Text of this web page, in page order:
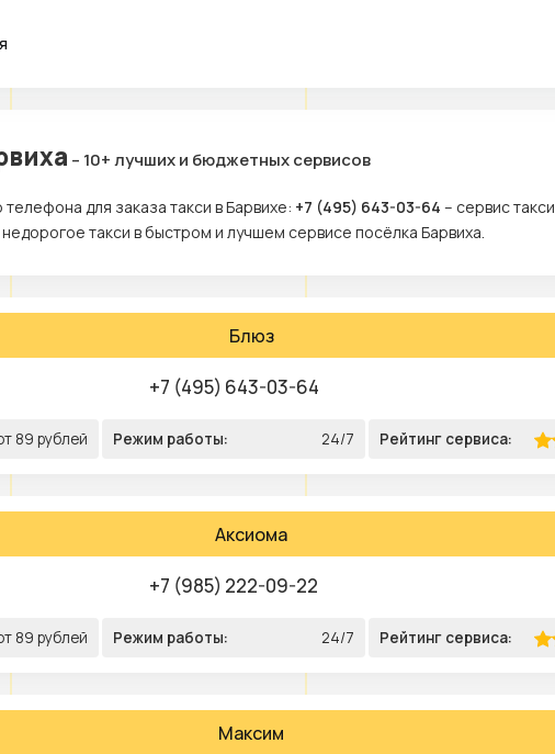
– 10+ лучших и бюджетных сервисов
для заказа такси в Барвихе: +7 (495) 643-03-64 – сервис такси
такси в быстром и лучшем сервисе посёлка Барвиха.
Блюз
+7 (495) 643-03-64
89 рублей Режим работы: 24/7 Рейтинг сервиса:
Аксиома
+7 (985) 222-09-22
89 рублей Режим работы: 24/7 Рейтинг сервиса:
Максим